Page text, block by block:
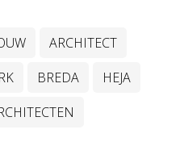
ARCHITECT
BREDA
HEJA